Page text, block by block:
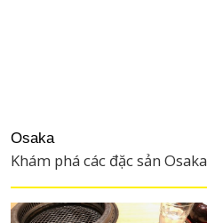
Osaka
Khám phá các đặc sản Osaka